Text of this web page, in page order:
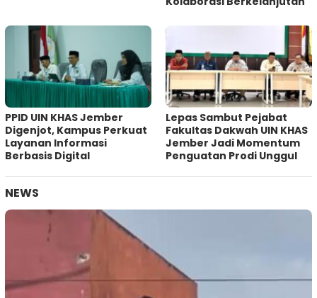
PPID UIN KHAS Jember
Digenjot, Kampus Perkuat
Layanan Informasi
Berbasis Digital
Lepas Sambut Pejabat
Fakultas Dakwah UIN KHAS
Jember Jadi Momentum
Penguatan Prodi Unggul
NEWS